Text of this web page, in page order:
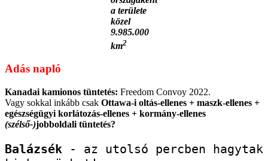
a területe
közel
9.985.000
km2
Adás napló
Kanadai kamionos tüntetés: Freedom Convoy 2022.
Vagy sokkal inkább csak Ottawa-i oltás-ellenes + maszk-ellenes +
egészségügyi korlátozás-ellenes + kormány-ellenes
(szélső-)jobboldali tüntetés?
Balázsék - az utolsó percben hagytak